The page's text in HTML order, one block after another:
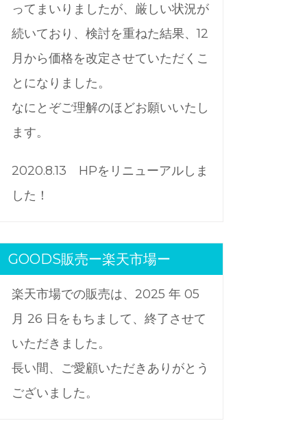
ってまいりましたが、厳しい状況が
続いており、検討を重ねた結果、12
月から価格を改定させていただくこ
とになりました。
なにとぞご理解のほどお願いいたし
ます。
2020.8.13 HPをリニューアルしま
した！
GOODS販売ー楽天市場ー
楽天市場での販売は、2025 年 05
月 26 日をもちまして、終了させて
いただきました。
長い間、ご愛顧いただきありがとう
ございました。